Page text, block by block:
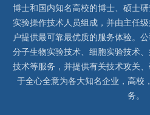
博士和国内知名高校的博士、硕士
实验操作技术人员组成，并由主任
户提供最可靠最优质的服务体验。
分子生物实验技术、细胞实验技术
技术等服务，并提供有关技术攻关
于全心全意为各大知名企业，高校
务。